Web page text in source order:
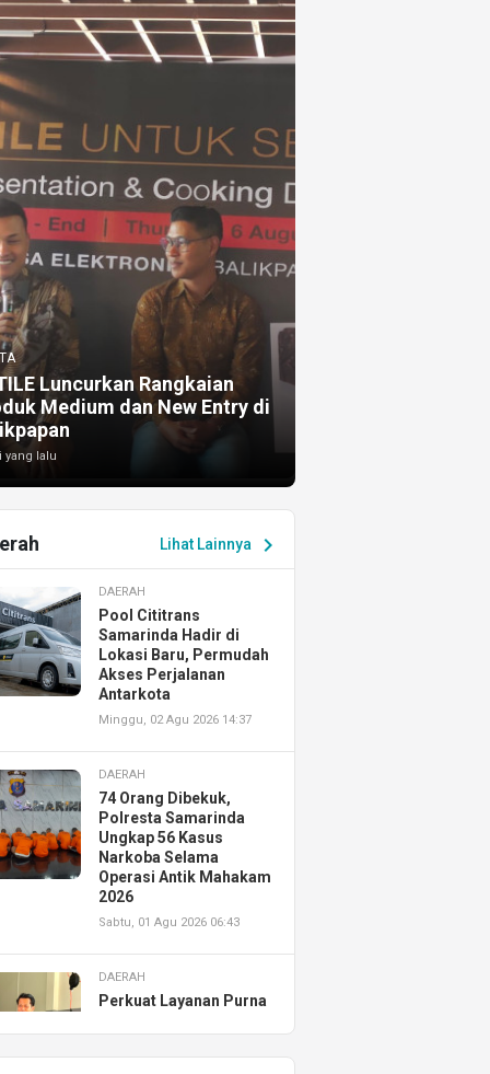
Luncurkan Rangkaian
Medium dan New Entry di
yang lalu
Lihat Lainnya chevron_right
DAERAH
Pool Cititrans
Samarinda Hadir di
Lokasi Baru, Permudah
Akses Perjalanan
Antarkota
Minggu, 02 Agu 2026 14:37
DAERAH
74 Orang Dibekuk,
Polresta Samarinda
Ungkap 56 Kasus
Narkoba Selama
Operasi Antik Mahakam
2026
Sabtu, 01 Agu 2026 06:43
DAERAH
Perkuat Layanan Purna
Resmikan AHASS